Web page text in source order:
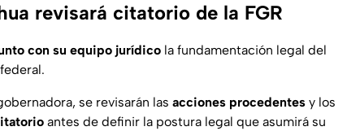
revisará citatorio de la FGR
con su equipo jurídico la fundamentación legal del
se revisarán las acciones procedentes y los
antes de definir la postura legal que asumirá su